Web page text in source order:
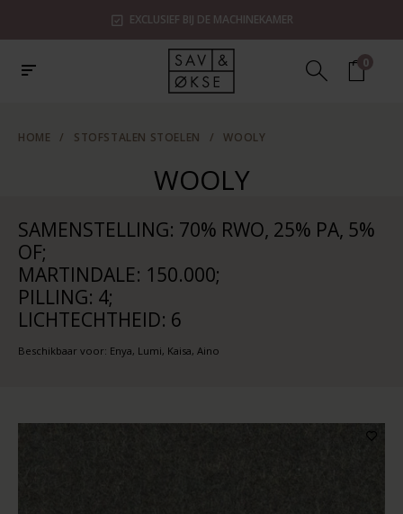
EXCLUSIEF BIJ DE MACHINEKAMER
0
HOME / STOFSTALEN STOELEN / WOOLY
WOOLY
SAMENSTELLING: 70% RWO, 25% PA, 5%
OF;
MARTINDALE: 150.000;
PILLING: 4;
LICHTECHTHEID: 6
Beschikbaar voor: Enya, Lumi, Kaisa, Aino